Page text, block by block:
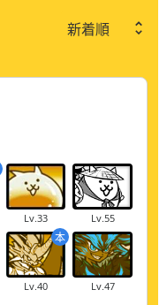
Lv.33 Lv.55
本
Lv.40 Lv.47